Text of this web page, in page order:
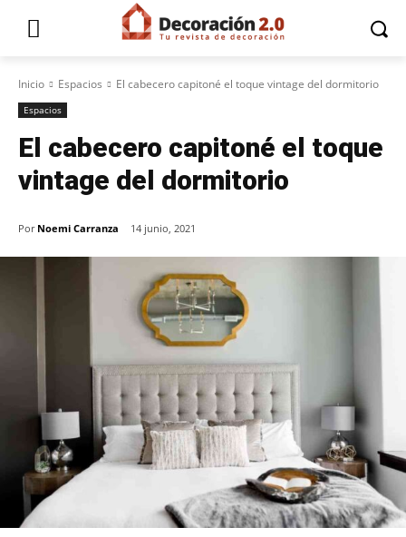
Inicio Espacios El cabecero capitoné el toque vintage del dormitorio
Espacios
El cabecero capitoné el toque
vintage del dormitorio
Por Noemi Carranza 14 junio, 2021